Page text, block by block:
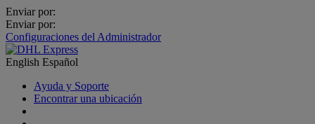
Enviar por:
Enviar por:
Configuraciones del Administrador
English Español
Ayuda y Soporte
Encontrar una ubicación